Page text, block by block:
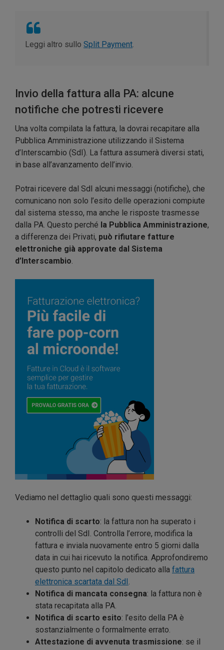
Leggi altro sullo Split Payment.
Invio della fattura alla PA: alcune
notifiche che potresti ricevere
Una volta compilata la fattura, la dovrai recapitare alla
Pubblica Amministrazione utilizzando il Sistema
d’Interscambio (SdI). La fattura assumerà diversi stati,
in base all’avanzamento dell’invio.
Potrai ricevere dal SdI alcuni messaggi (notifiche), che
comunicano non solo l’esito delle operazioni compiute
dal sistema stesso, ma anche le risposte trasmesse
dalla PA. Questo perché la Pubblica Amministrazione,
a differenza dei Privati, può rifiutare fatture
elettroniche già approvate dal Sistema
d’Interscambio.
Vediamo nel dettaglio quali sono questi messaggi:
Notifica di scarto: la fattura non ha superato i
controlli del SdI. Controlla l’errore, modifica la
fattura e inviala nuovamente entro 5 giorni dalla
data in cui hai ricevuto la notifica. Approfondiremo
questo punto nel capitolo dedicato alla fattura
elettronica scartata dal SdI.
Notifica di mancata consegna: la fattura non è
stata recapitata alla PA.
Notifica di scarto esito: l’esito della PA è
sostanzialmente o formalmente errato.
Attestazione di avvenuta trasmissione: se il